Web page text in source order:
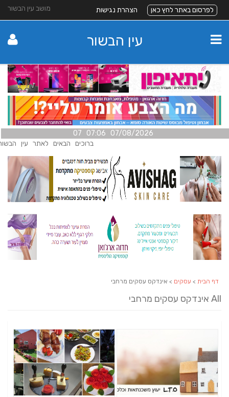
מושב עין הבשור לפרסום באתר לחץ כאן הצהרת נגישות
עין הבשור
07/08/2026 07:06 07
ברוכים הבאים לאתר עין הבשור
דף הבית > עסקים > אינדקס עסקים מרחבי
All אינדקס עסקים מרחבי